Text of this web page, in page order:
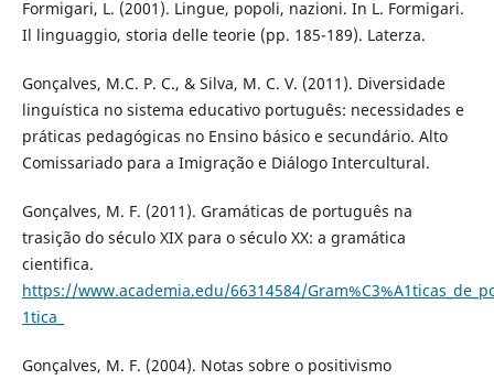
Formigari, L. (2001). Lingue, popoli, nazioni. In L. Formigari.
Il linguaggio, storia delle teorie (pp. 185-189). Laterza.
Gonçalves, M.C. P. C., & Silva, M. C. V. (2011). Diversidade
linguística no sistema educativo português: necessidades e
práticas pedagógicas no Ensino básico e secundário. Alto
Comissariado para a Imigração e Diálogo Intercultural.
Gonçalves, M. F. (2011). Gramáticas de português na
trasição do século XIX para o século XX: a gramática
cientifica.
https://www.academia.edu/66314584/
1tica_
Gonçalves, M. F. (2004). Notas sobre o positivismo